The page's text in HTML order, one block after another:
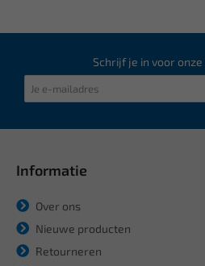
Schrijf je in voor onze
Informatie
Over ons
Nieuwe producten
Retourneren